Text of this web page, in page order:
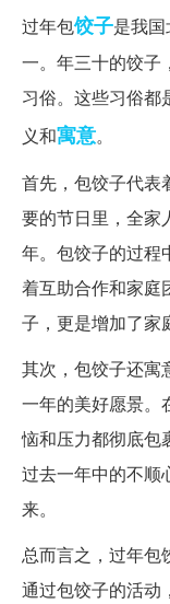
过年包饺子是我
一。年三十的饺子
习俗。这些习俗都
义和寓意。
首先，包饺子代表
要的节日里，全家
年。包饺子的过程
着互助合作和家庭
子，更是增加了家
其次，包饺子还寓
一年的美好愿景。
恼和压力都彻底包
过去一年中的不顺
来。
总而言之，过年包
通过包饺子的活动